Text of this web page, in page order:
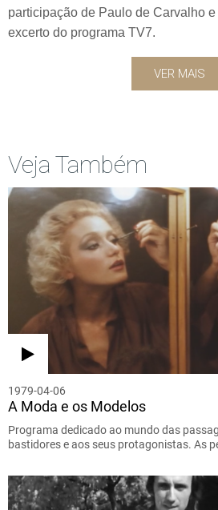
participação de Paulo de Carvalho
excerto do programa TV7.
VER MAIS
Veja Também
1979-04-06
A Moda e os Modelos
Programa dedicado ao mundo das
bastidores e aos seus protagonistas. As